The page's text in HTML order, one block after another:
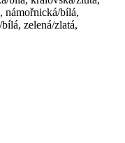
námořnická/bílá,
zelená/zlatá,